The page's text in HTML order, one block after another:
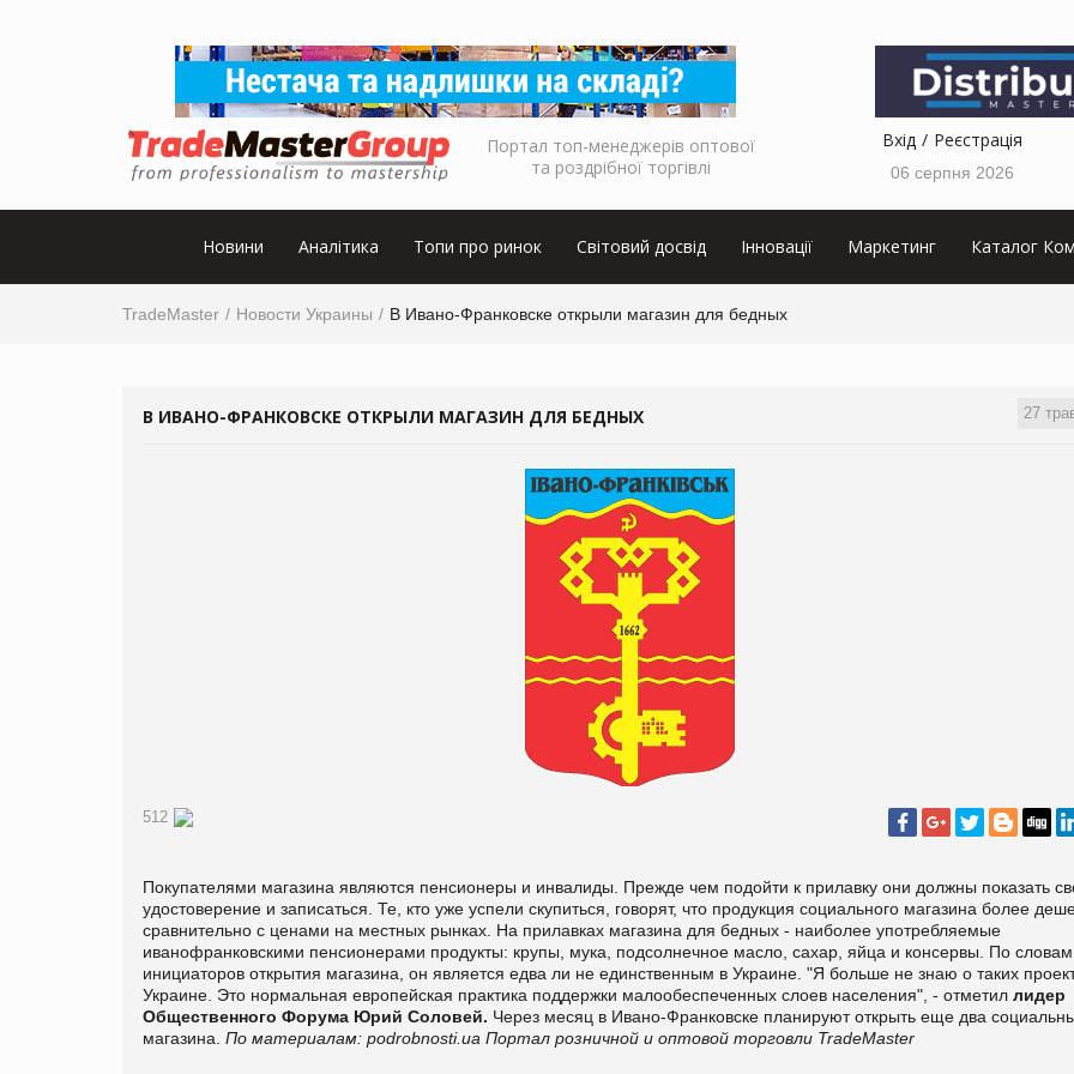
Портал топ-менеджерів оптової
та роздрібної торгівлі
Вхід Реєстрація
06 серпня 2026
Новини Аналітика Топи про ринок Світовий досвід Інновації Маркетинг Каталог
TradeMaster Новости Украины В Ивано-Франковске открыли магазин для бедных
27
В ИВАНО-ФРАНКОВСКЕ ОТКРЫЛИ МАГАЗИН ДЛЯ БЕДНЫХ
512
Покупателями магазина являются пенсионеры и инвалиды. Прежде чем подойти к прилавку они должны показать
удостоверение и записаться. Те, кто уже успели скупиться, говорят, что продукция социального магазина более
сравнительно с ценами на местных рынках. На прилавках магазина для бедных - наиболее употребляемые
иванофранковскими пенсионерами продукты: крупы, мука, подсолнечное масло, сахар, яйца и консервы. По словам
инициаторов открытия магазина, он является едва ли не единственным в Украине. "Я больше не знаю о таких
Украине. Это нормальная европейская практика поддержки малообеспеченных слоев населения", - отметил лидер
Общественного Форума Юрий Соловей. Через месяц в Ивано-Франковске планируют открыть еще два
магазина. По материалам: podrobnosti.ua Портал розничной и оптовой торговли TradeMaster